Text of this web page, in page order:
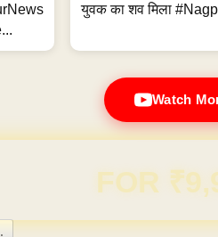
युवक का शव मिला
Watch
Domain & Hosting